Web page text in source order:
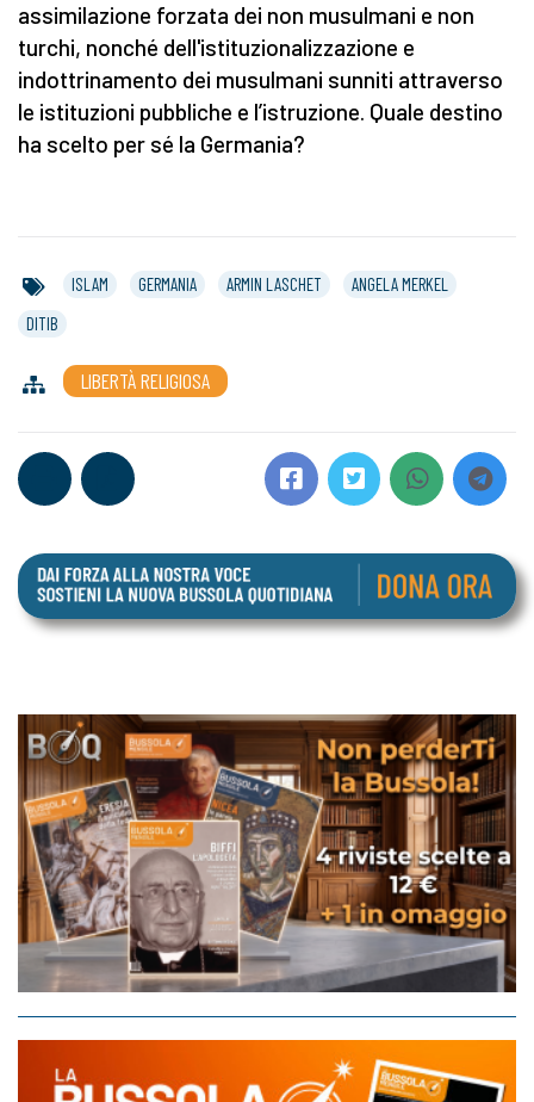
assimilazione forzata dei non musulmani e non
turchi, nonché dell'istituzionalizzazione e
indottrinamento dei musulmani sunniti attraverso
le istituzioni pubbliche e l’istruzione. Quale destino
ha scelto per sé la Germania?
ISLAM GERMANIA ARMIN LASCHET
ANGELA MERKEL
DITIB
LIBERTÀ RELIGIOSA